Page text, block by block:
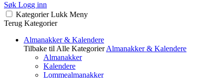
Søk Logg inn
Kategorier Lukk Meny
Terug Kategorier
Almanakker & Kalendere
Tilbake til Alle Kategorier Almanakker & Kalendere
Almanakker
Kalendere
Lommealmanakker